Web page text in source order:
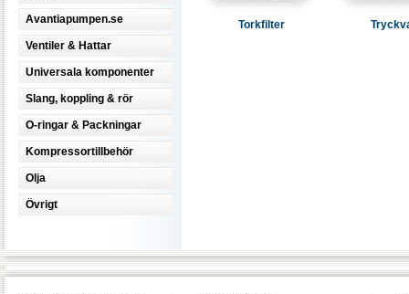
Avantiapumpen.se
Ventiler & Hattar
Universala komponenter
Slang, koppling & rör
O-ringar & Packningar
Kompressortillbehör
Olja
Övrigt
Torkfilter